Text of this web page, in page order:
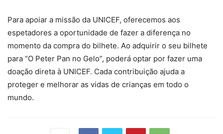
Para apoiar a missão da UNICEF, oferecemos aos
espetadores a oportunidade de fazer a diferença no
momento da compra do bilhete. Ao adquirir o seu bilhete
para “O Peter Pan no Gelo”, poderá optar por fazer uma
doação direta à UNICEF. Cada contribuição ajuda a
proteger e melhorar as vidas de crianças em todo o
mundo.